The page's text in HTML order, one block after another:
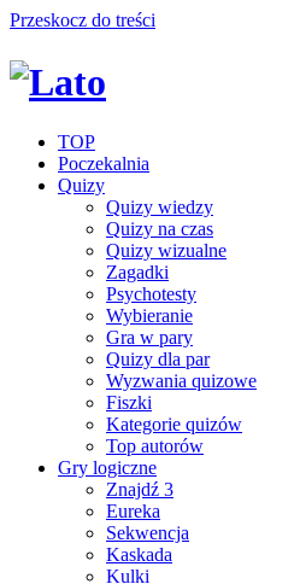
Przeskocz do treści
TOP
Poczekalnia
Quizy
Quizy wiedzy
Quizy na czas
Quizy wizualne
Zagadki
Psychotesty
Wybieranie
Gra w pary
Quizy dla par
Wyzwania quizowe
Fiszki
Kategorie quizów
Top autorów
Gry logiczne
Znajdź 3
Eureka
Sekwencja
Kaskada
Kulki